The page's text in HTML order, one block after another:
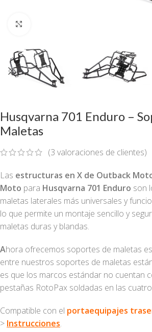
Husqvarna 701 Enduro –
Maletas
(3 valoraciones de clientes)
Las estructuras en X de Outback
Moto para Husqvarna 701 Enduro son
maletas laterales más universales y
lo que permite un montaje sencillo y
maletas duras y blandas.
Ahora ofrecemos soportes de maletas
entre nuestros soportes de maletas
es que los marcos estándar no cuentan
pestañas RotoPax soldadas en las
Compatible con el portaequipajes
> Instrucciones.